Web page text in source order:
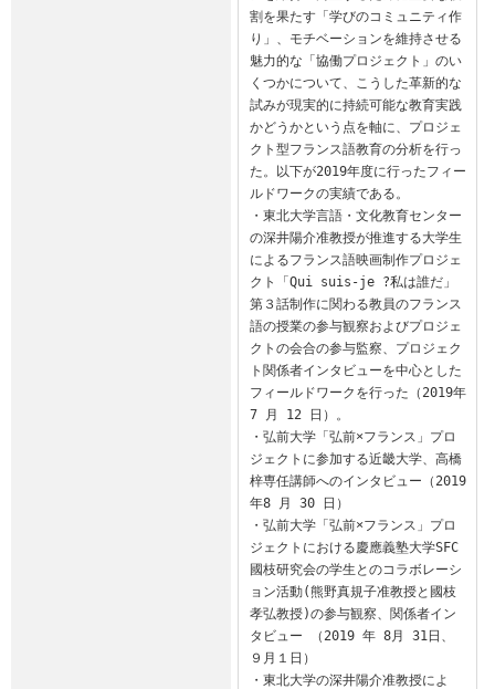
割を果たす「学びのコミュニティ作
り」、モチベーションを維持させる
魅力的な「協働プロジェクト」のい
くつかについて、こうした革新的な
試みが現実的に持続可能な教育実践
かどうかという点を軸に、プロジェ
クト型フランス語教育の分析を行っ
た。以下が2019年度に行ったフィー
ルドワークの実績である。
・東北大学言語・文化教育センター
の深井陽介准教授が推進する大学生
によるフランス語映画制作プロジェ
クト「Qui suis-je ?私は誰だ」
第３話制作に関わる教員のフランス
語の授業の参与観察およびプロジェ
クトの会合の参与監察、プロジェク
ト関係者インタビューを中心とした
フィールドワークを行った（2019年
7 月 12 日）。
・弘前大学「弘前×フランス」プロ
ジェクトに参加する近畿大学、高橋
梓専任講師へのインタビュー（2019
年8 月 30 日）
・弘前大学「弘前×フランス」プロ
ジェクトにおける慶應義塾大学SFC
國枝研究会の学生とのコラボレーシ
ョン活動(熊野真規子准教授と國枝
孝弘教授)の参与観察、関係者イン
タビュー （2019 年 8月 31日、
９月１日）
・東北大学の深井陽介准教授によ